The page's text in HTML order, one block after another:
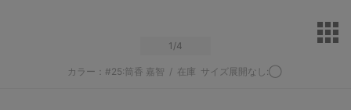
1 /4
カラー：#25:筒香 嘉智 / 在庫 サイズ展開なし:◯